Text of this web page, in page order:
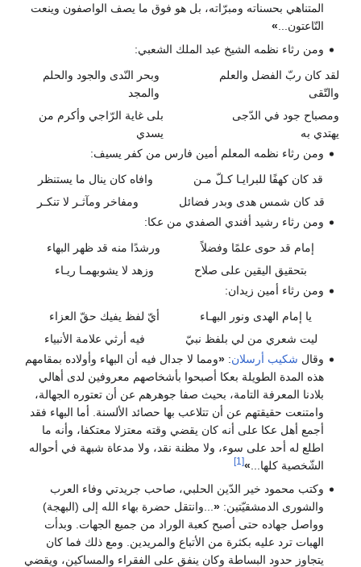
المتناهي بحسناته ومبرّاته، بل هو فوق ما يصف الواصفون وينعت
النّاعتون... »
ومن رثاء نظمه الشيخ عبد الملك الشعبي:
لقد كان ربّ الفضل والعلم
والتّقى
وبحر النّدى والجود والحلم
والمجد
ومصباح جود في الدّجى
يهتدي به
بلى غاية الرّاجي وأكرم من
يسدي
ومن رثاء نظمه المعلم أمين فارس من كفر يسيف:
قد كان كهفًا للبرايـا كـلّ مـن
وافاه كان ينال ما يستنظر
قد كان شمس هدى وبدر فضائل
ومفاخر ومآثـر لا تنكـر
ومن رثاء رشيد أفندي الصفدي من عكا:
إمام قد حوى علمًا وفضلاً
ورشدًا منه قد ظهر البهاء
بتحقيق اليقين على صلاح
وزهد لا يشوبهمـا ريـاء
ومن رثاء أمين زيدان:
يا إمام الهدى ونور البهـاء
أيّ لفظ يفيك حقّ العزاء
ليت شعري من لي بلفظ نبيّ
فيه أرثي علامة الأنبياء
وقال شكيب أرسلان:
«ومما لا جدال فيه أن البهاء وأولاده بمقامهم
هذه المدة الطويلة بعكا أصبحوا بأشخاصهم معروفين لدى أهالي
بلادنا المعرفة التامة، بحيث صفا جوهرهم عن أن تعتوره الجهالة،
وامتنعت حقيقتهم عن أن تتلاعب بها حصائد الألسنة. أما البهاء فقد
أجمع أهل عكا على أنه كان يقضي وقته معتزلا معتكفا، وأنه ما
اطلع له أحد على سوء، ولا مظنة نقد، ولا مدعاة شبهة في أحواله
الشّخصية كلها... »
[1]
وكتب محمود خير الدّين الحلبي، صاحب جريدتي وفاء العرب
والشورى الدمشقيّتين:« ...وانتقل حضرة بهاء الله إلى (البهجة)
وواصل جهاده حتى أصبح كعبة الوراد من جميع الجهات. وبدأت
الهبات ترد عليه بكثرة من الأتباع والمريدين. ومع ذلك فما كان
يتجاوز حدود البساطة وكان ينفق على الفقراء والمساكين، ويقضي